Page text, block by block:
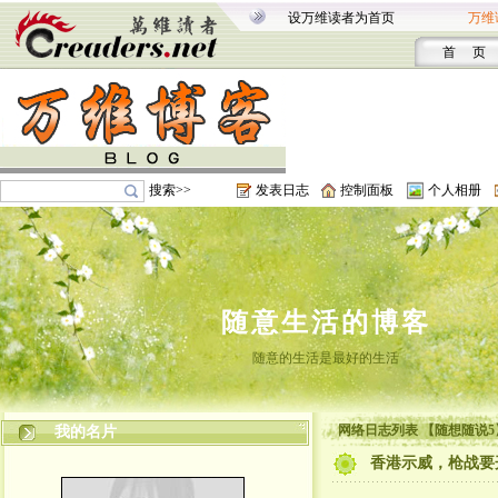
设万维读者为首页 万维
首 页
搜索>> 发表日志 控制面板 个人相册
随意生活的博客
随意的生活是最好的生活
我的名片 网络日志列表 【随想随说5
香港示威，枪战